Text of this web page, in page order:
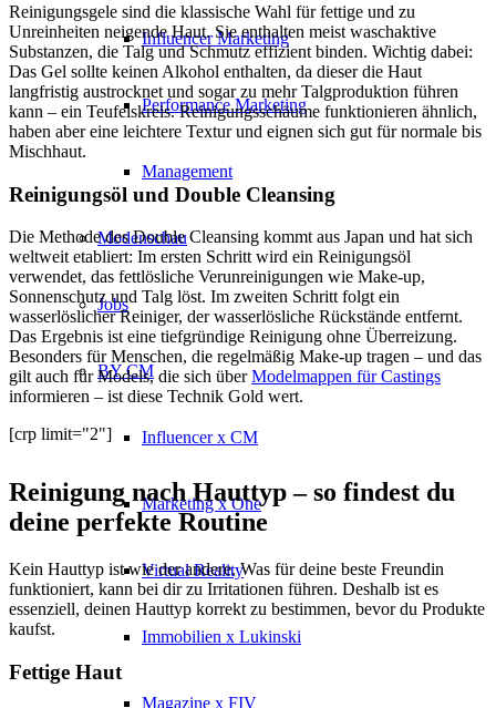
Influencer Marketing
Performance Marketing
Management
Modenschau
Jobs
BY CM
Influencer x CM
Marketing x One
Virtual Reality
Immobilien x Lukinski
Magazine x FIV
Reinigungsgele sind die klassische Wahl für fettige und zu
Unreinheiten neigende Haut. Sie enthalten meist waschaktive
Substanzen, die Talg und Schmutz effizient binden. Wichtig dabei:
Das Gel sollte keinen Alkohol enthalten, da dieser die Haut
langfristig austrocknet und sogar zu mehr Talgproduktion führen
kann – ein Teufelskreis. Reinigungsschäume funktionieren ähnlich,
haben aber eine leichtere Textur und eignen sich gut für normale bis
Mischhaut.
Reinigungsöl und Double Cleansing
Die Methode des Double Cleansing kommt aus Japan und hat sich
weltweit etabliert: Im ersten Schritt wird ein Reinigungsöl
verwendet, das fettlösliche Verunreinigungen wie Make-up,
Sonnenschutz und Talg löst. Im zweiten Schritt folgt ein
wasserlöslicher Reiniger, der wasserlösliche Rückstände entfernt.
Das Ergebnis ist eine tiefgründige Reinigung ohne Überreizung.
Besonders für Menschen, die regelmäßig Make-up tragen – und das
gilt auch für Models, die sich überModelmappen für Castings
informieren – ist diese Technik Gold wert.
[crp limit="2"]
Reinigung nach Hauttyp – so findest du
deine perfekte Routine
Kein Hauttyp ist wie der andere. Was für deine beste Freundin
funktioniert, kann bei dir zu Irritationen führen. Deshalb ist es
essenziell, deinen Hauttyp korrekt zu bestimmen, bevor du Produkte
kaufst.
Fettige Haut